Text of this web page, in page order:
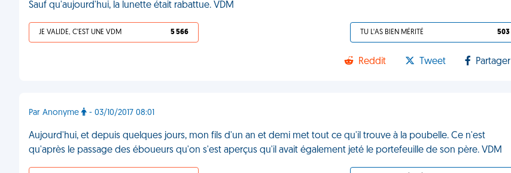
Sauf qu'aujourd'hui, la lunette était rabattue. VDM
JE VALIDE, C'EST UNE VDM 5 566 TU L'AS BIEN MÉRITÉ 503
Reddit Tweet Partager
Par Anonyme - 03/10/2017 08:01
Aujourd'hui, et depuis quelques jours, mon fils d'un an et demi met tout ce qu'il trouve à la poubelle. Ce n'est
qu'après le passage des éboueurs qu'on s'est aperçus qu'il avait également jeté le portefeuille de son père. VDM